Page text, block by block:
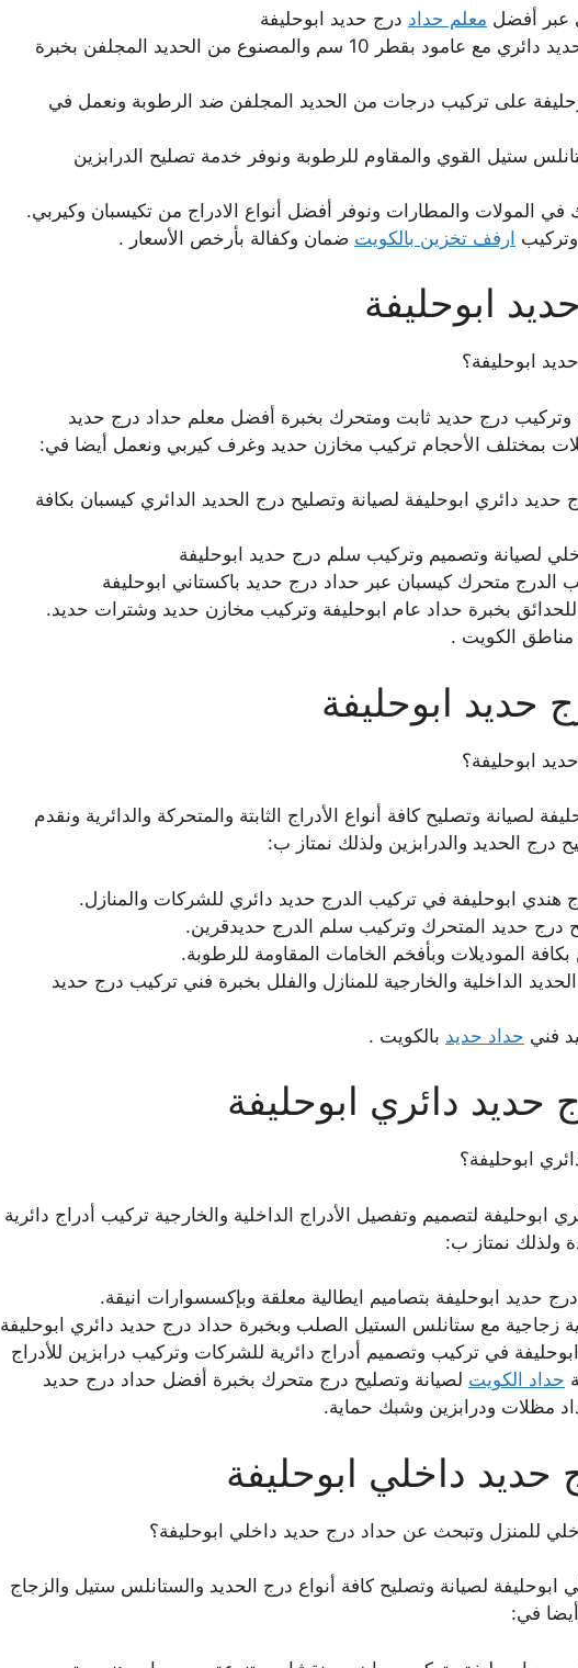
عبر أفضل معلم حداد درج حديد ابوحليفة
الخبرة في صناعة درج حديد دائري مع عامود بقطر 10 سم والمصنوع من الحديد المجلفن بخبرة
على تركيب درجات من الحديد المجلفن ضد الرطوبة ونعمل في
ستيل القوي والمقاوم للرطوبة ونوفر خدمة تصليح الدرابزين
المولات والمطارات ونوفر أفضل أنواع الادراج من تكيسبان وكيربي.
ارفف تخزين بالكويت ضمان وكفالة بأرخص الأسعار .
ابوحليفة
ابوحليفة؟
درج حديد ثابت ومتحرك بخبرة أفضل معلم حداد درج حديد
بمختلف الأحجام تركيب مخازن حديد وغرف كيربي ونعمل أيضا في:
دائري ابوحليفة لصيانة وتصليح درج الحديد الدائري كيسبان بكافة
لصيانة وتصميم وتركيب سلم درج حديد ابوحليفة
الدرج متحرك كيسبان عبر حداد درج حديد باكستاني ابوحليفة
بخبرة حداد عام ابوحليفة وتركيب مخازن حديد وشترات حديد.
مناطق الكويت .
حديد ابوحليفة
ابوحليفة؟
لصيانة وتصليح كافة أنواع الأدراج الثابتة والمتحركة والدائرية ونقدم
درج الحديد والدرابزين ولذلك نمتاز ب:
ابوحليفة في تركيب الدرج حديد دائري للشركات والمنازل.
درج حديد المتحرك وتركيب سلم الدرج حديدقرين.
الموديلات وبأفخم الخامات المقاومة للرطوبة.
الداخلية والخارجية للمنازل والفلل بخبرة فني تركيب درج حديد
فني حداد حديد بالكويت .
حديد دائري ابوحليفة
ابوحليفة؟
لتصميم وتفصيل الأدراج الداخلية والخارجية تركيب أدراج دائرية
ولذلك نمتاز ب:
حديد ابوحليفة بتصاميم ايطالية معلقة وبإكسسوارات انيقة.
زجاجية مع ستانلس الستيل الصلب وبخبرة حداد درج حديد دائري ابوحليفة
في تركيب وتصميم أدراج دائرية للشركات وتركيب درابزين للأدراج
حداد الكويت لصيانة وتصليح درج متحرك بخبرة أفضل حداد درج حديد
مظلات ودرابزين وشبك حماية.
داخلي ابوحليفة
للمنزل وتبحث عن حداد درج حديد داخلي ابوحليفة؟
ابوحليفة لصيانة وتصليح كافة أنواع درج الحديد والستانلس ستيل والزجاج
في: